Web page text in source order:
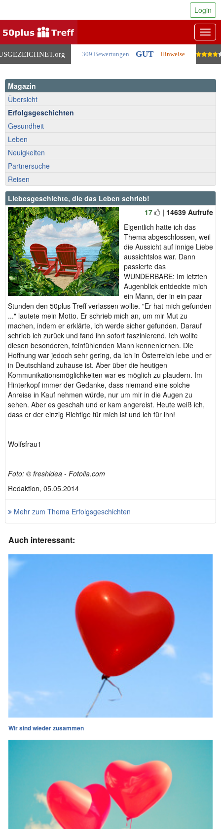
.org 309 Bewertungen GUT Hinweise
Login
Magazin
Übersicht
Erfolgsgeschichten
Gesundheit
Leben
Neuigkeiten
Partnersuche
Reisen
Liebesgeschichte, die das Leben schrieb!
17
| 14639 Aufrufe
Eigentlich hatte ich das
Thema abgeschlossen, weil
die Aussicht auf innige Liebe
aussichtslos war. Dann
passierte das
WUNDERBARE: Im letzten
Augenblick entdeckte mich
ein Mann, der in ein paar
Stunden den 50plus-Treff verlassen wollte. "Er hat mich gefunden
..." lautete mein Motto. Er schrieb mich an, um mir Mut zu
machen, indem er erklärte, ich werde sicher gefunden. Darauf
schrieb ich zurück und fand ihn sofort faszinierend. Ich wollte
diesen besonderen, feinfühlenden Mann kennenlernen. Die
Hoffnung war jedoch sehr gering, da ich in Österreich lebe und er
in Deutschland zuhause ist. Aber über die heutigen
Kommunikationsmöglichkeiten war es möglich zu plaudern. Im
Hinterkopf immer der Gedanke, dass niemand eine solche
Anreise in Kauf nehmen würde, nur um mir in die Augen zu
sehen. Aber es geschah und er kam angereist. Heute weiß ich,
dass er der einzig Richtige für mich ist und ich für ihn!
Wolfsfrau1
Foto: © freshidea - Fotolia.com
Redaktion, 05.05.2014
Mehr zum Thema Erfolgsgeschichten
Auch interessant:
Wir sind wieder zusammen